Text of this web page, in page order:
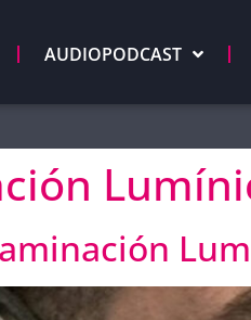
AUDIOPODCAST